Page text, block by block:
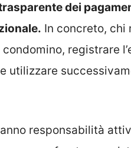
dei
In concreto, chi
registrare
utilizzare
responsabilità